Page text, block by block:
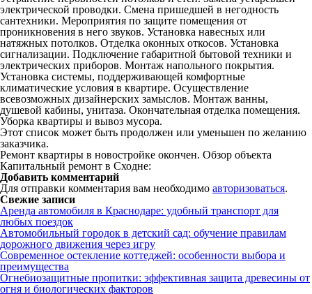
электрической проводки. Смена пришедшей в негодность
сантехники. Мероприятия по защите помещения от
проникновения в него звуков. Установка навесных или
натяжных потолков. Отделка оконных откосов. Установка
сигнализации. Подключение габаритной бытовой техники и
электрических приборов. Монтаж напольного покрытия.
Установка системы, поддерживающей комфортные
климатические условия в квартире. Осуществление
всевозможных дизайнерских замыслов. Монтаж ванны,
душевой кабины, унитаза. Окончательная отделка помещения.
Уборка квартиры и вывоз мусора.
Этот список может быть продолжен или уменьшен по желанию
заказчика.
Ремонт квартиры в новостройке окончен. Обзор объекта
Капитальный ремонт в Сходне:
Добавить комментарий
Для отправки комментария вам необходимо авторизоваться.
Свежие записи
Аренда автомобиля в Краснодаре: удобный транспорт для
любых поездок
Автомобильный городок в детский сад: обучение правилам
дорожного движения через игру
Современное остекление коттеджей: особенности выбора и
преимущества
Огнебиозащитные пропитки: эффективная защита древесины от
огня и биологических факторов